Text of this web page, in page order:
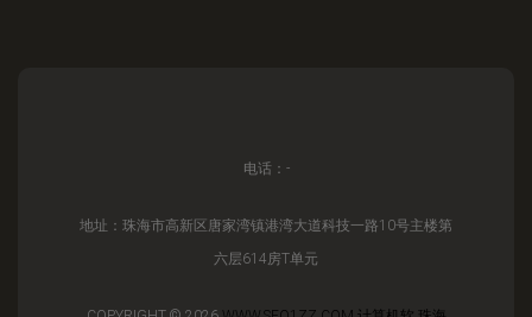
电话：-
地址：珠海市高新区唐家湾镇港湾大道科技一路10号主楼第
六层614房T单元